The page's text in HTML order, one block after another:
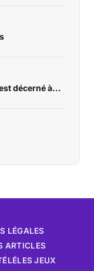
décerné à...
LÉGALES
ARTICLES
LES JEUX